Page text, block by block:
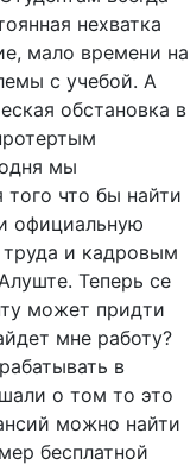
нехватка
мало времени на
с учебой. А
обстановка в
мы
что бы найти
официальную
и кадровым
Теперь се
может придти
мне работу?
в
о том то это
можно найти
бесплатной